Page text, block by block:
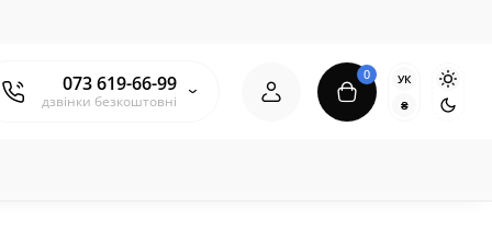
073 619-66-99
дзвінки безкоштовні
0
УК
₴